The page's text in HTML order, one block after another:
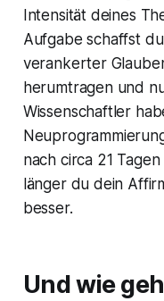
Intensität deines
Aufgabe schaffst
verankerter
herumtragen und
Wissenschaftler
nach circa 21
länger du dein
besser.
Und wie